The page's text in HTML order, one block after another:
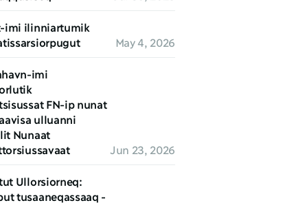
imi ilinniartumik
May 4, 2026
imi
FN-ip nunat
ulluanni
Nunaat
Jun 23, 2026
Ullorsiorneq:
tusaaneqassaaq -